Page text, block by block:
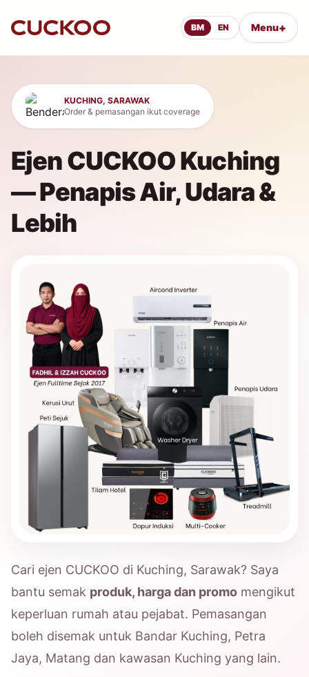
BM EN Menu+
KUCHING, SARAWAK
Order & pemasangan ikut coverage
Ejen CUCKOO Kuching
— Penapis Air, Udara &
Lebih
Cari ejen CUCKOO di Kuching, Sarawak? Saya
bantu semak produk, harga dan promo mengikut
keperluan rumah atau pejabat. Pemasangan
boleh disemak untuk Bandar Kuching, Petra
Jaya, Matang dan kawasan Kuching yang lain.